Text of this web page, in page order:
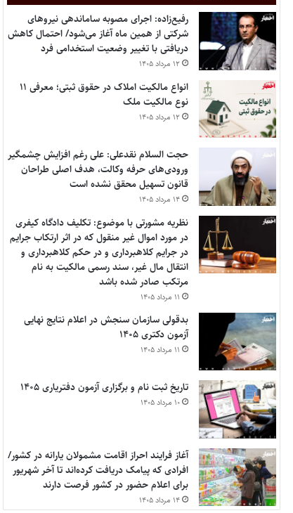
رفیع‌زاده: اجرای مصوبه ساماندهی نیروهای
شرکتی از همین ماه آغاز می‌شود/ احتمال کاهش
دریافتی با تغییر وضعیت استخدامی فرد
۱۲ مرداد ۱۴۰۵
انواع مالکیت املاک در حقوق ثبتی؛ معرفی ۱۱
نوع مالکیت ملک
۱۲ مرداد ۱۴۰۵
حجت السلام نقدعلی: علی رغم افزایش چشمگیر
ورودی‌های حرفه وکالت، هدف اصلی طراحان
قانون تسهیل محقق نشده است
۱۴ مرداد ۱۴۰۵
نظریه مشورتی با موضوع: تکلیف دادگاه کیفری
در مورد اموال غیر منقول که در اثر ارتکاب جرایم
در جرایم کلاهبرداری و در حکم کلاهبرداری و
انتقال مال غیر، سند رسمی مالکیت به نام
مرتکب صادر شده باشد
۱۱ مرداد ۱۴۰۵
بدقولی سازمان سنجش در اعلام نتایج نهایی
آزمون دکتری ۱۴۰۵
۱۱ مرداد ۱۴۰۵
تاریخ ثبت نام و برگزاری آزمون دفتریاری ۱۴۰۵
۱۰ مرداد ۱۴۰۵
آغاز فرایند احراز اقامت مشمولان یارانه در کشور/
افرادی که پیامک دریافت کرده‌اند تا آخر شهریور
برای اعلام حضور در کشور فرصت دارند
۱۴ مرداد ۱۴۰۵